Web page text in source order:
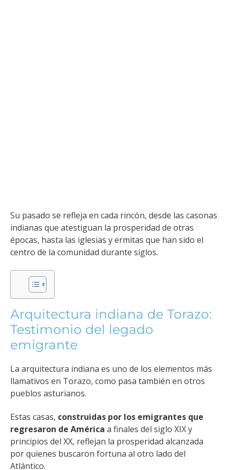
Su pasado se refleja en cada rincón, desde las casonas
indianas que atestiguan la prosperidad de otras
épocas, hasta las iglesias y ermitas que han sido el
centro de la comunidad durante siglos.
Arquitectura indiana de Torazo:
Testimonio del legado
emigrante
La arquitectura indiana es uno de los elementos más
llamativos en Torazo, como pasa también en otros
pueblos asturianos.
Estas casas, construidas por los emigrantes que
regresaron de América a finales del siglo XIX y
principios del XX, reflejan la prosperidad alcanzada
por quienes buscaron fortuna al otro lado del
Atlántico.